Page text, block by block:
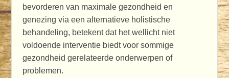
bevorderen van maximale gezondheid en
genezing via een alternatieve holistische
behandeling, betekent dat het wellicht niet
voldoende interventie biedt voor sommige
gezondheid gerelateerde onderwerpen of
problemen.